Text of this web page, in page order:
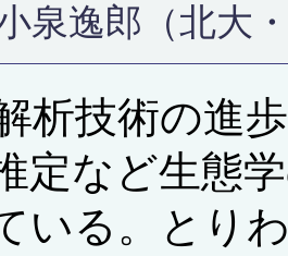
泉逸郎（北大
析技術の進
定など生態
いる。とり